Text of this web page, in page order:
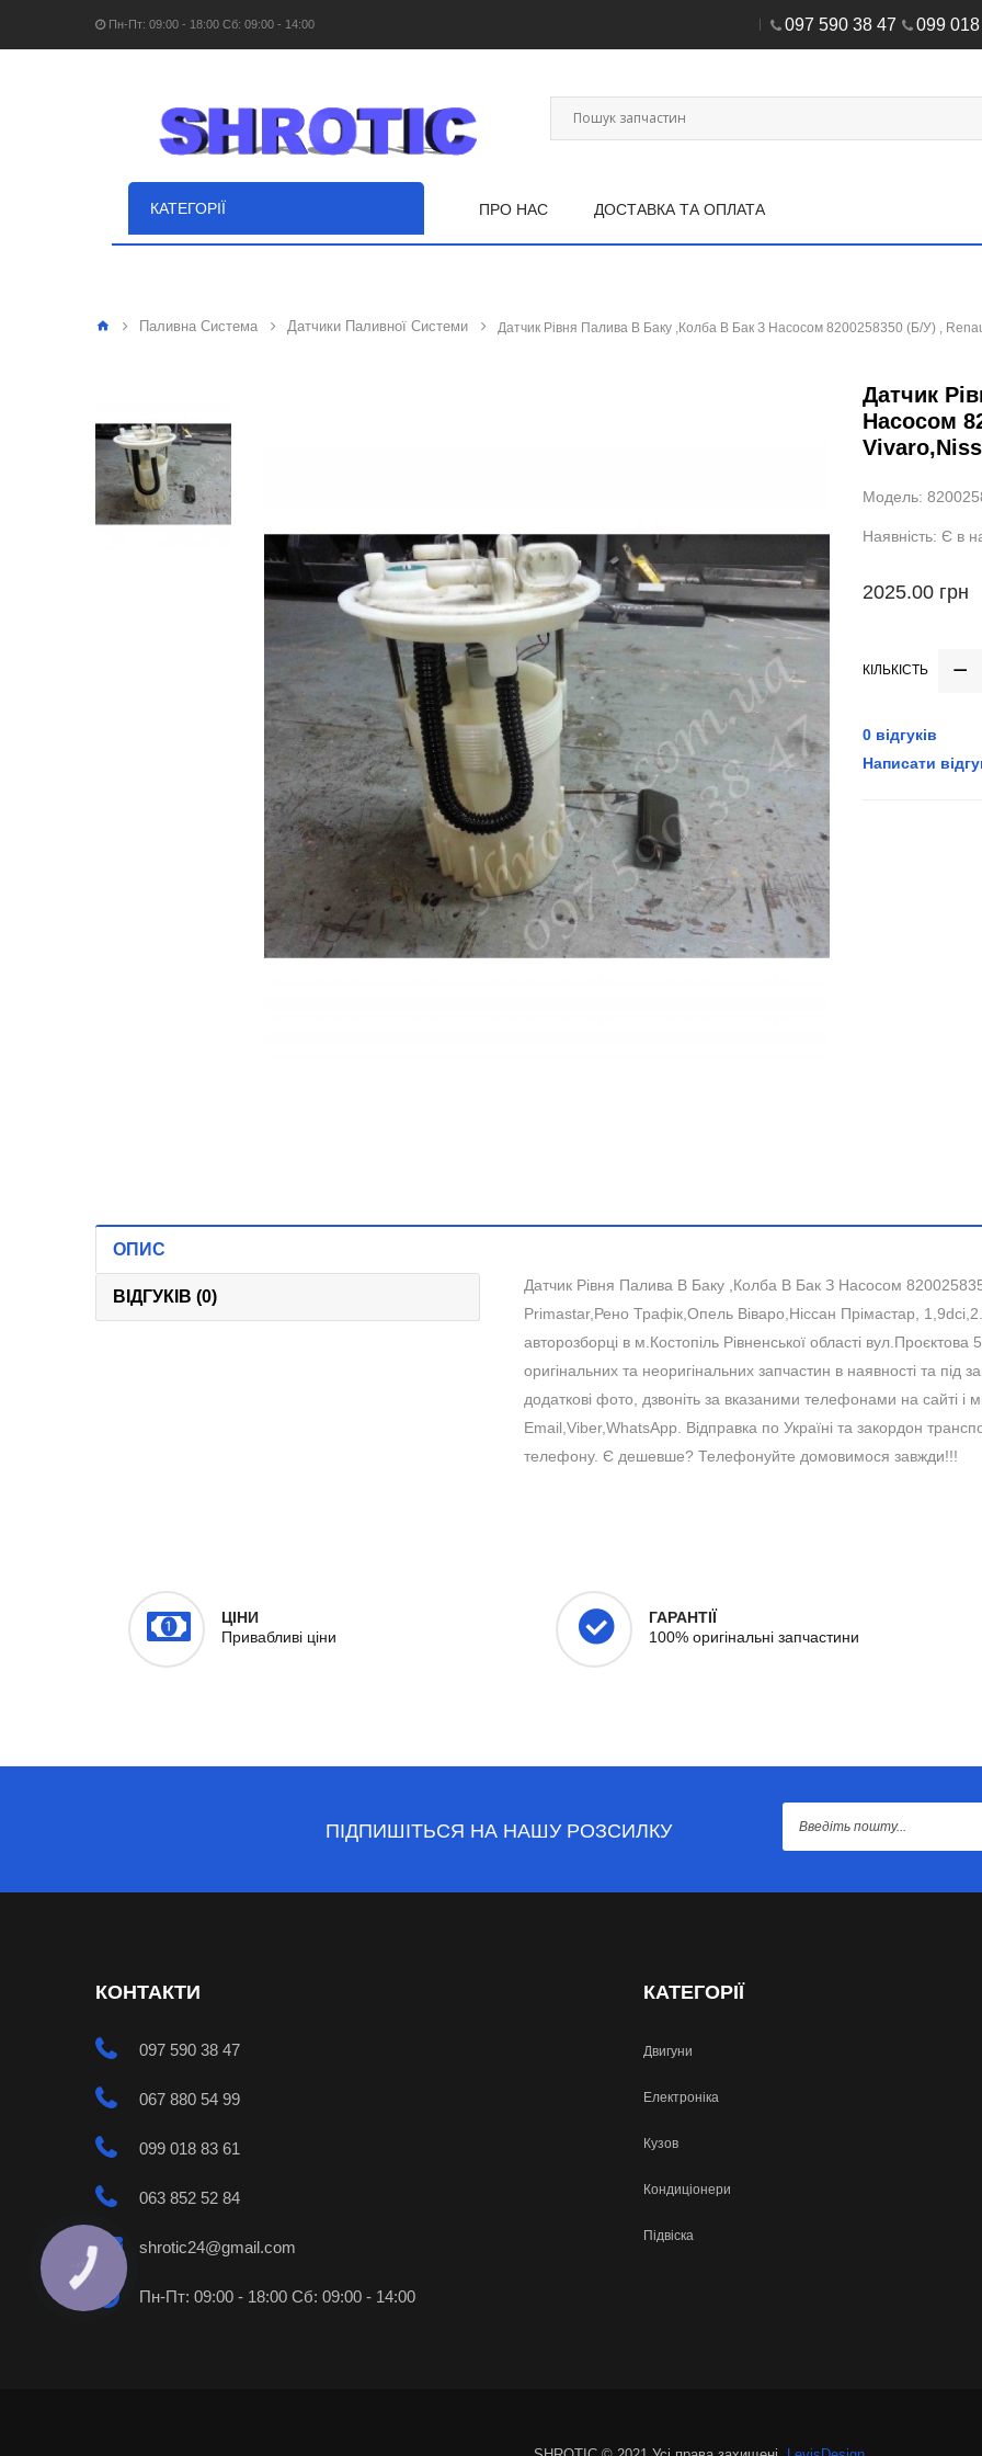
Пн-Пт: 09:00 - 18:00 Сб: 09:00 - 14:00 097 590 38 47 099
КАТЕГОРІЇ ПРО НАС ДОСТАВКА ТА ОПЛАТА
Паливна Система Датчики Паливної Системи Датчик Рівня Палива В Баку ,Колба В Бак З Насосом 8200258350 (Б/У) ,
Датчик
Насосом
Модель:
Наявність: Є в
2025.00 грн
КІЛЬКІСТЬ
0 відгуків
Написати
ОПИС
ВІДГУКІВ (0)
Датчик Рівня Палива В Баку ,Колба В Бак З Насосом
Primastar,Рено Трафік,Опель Віваро,Ніссан Прімастар,
авторозборці в м.Костопіль Рівненської області
оригінальних та неоригінальних запчастин в наявності та під
додаткові фото, дзвоніть за вказаними телефонами на сайті
Email,Viber,WhatsApp. Відправка по Україні та закордон
телефону. Є дешевше? Телефонуйте домовимося завжди!!!
ЦІНИ
Привабливі ціни
ГАРАНТІЇ
100% оригінальні запчастини
ПІДПИШІТЬСЯ НА НАШУ РОЗСИЛКУ
КОНТАКТИ
097 590 38 47
067 880 54 99
099 018 83 61
063 852 52 84
shrotic24@gmail.com
Пн-Пт: 09:00 - 18:00 Сб: 09:00 - 14:00
КАТЕГОРІЇ
Двигуни
Електроніка
Кузов
Кондиціонери
Підвіска
КНОПКА
ЗВ'ЯЗКУ